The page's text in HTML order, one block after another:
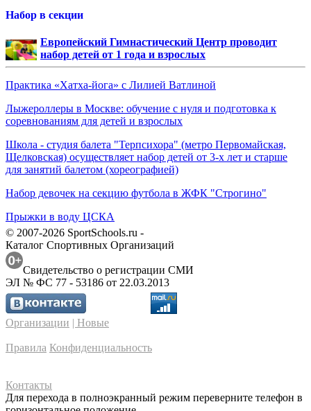
Набор в секции
Европейский Гимнастический Центр проводит
набор детей от 1 года и взрослых
Практика «Хатха-йога» с Лилией Ватлиной
Лыжероллеры в Москве: обучение с нуля и подготовка к
соревнованиям для детей и взрослых
Школа - студия балета "Терпсихора" (метро Первомайская,
Щелковская) осуществляет набор детей от 3-х лет и старше
для занятий балетом (хореографией)
Набор девочек на секцию футбола в ЖФК "Строгино"
Прыжки в воду ЦСКА
© 2007-2026 SportSchools.ru -
Каталог Спортивных Организаций
Свидетельство о регистрации СМИ
ЭЛ № ФС 77 - 53186 от 22.03.2013
Организации | Новые
Правила Конфиденциальность
Контакты
Для перехода в полноэкранный режим переверните телефон в